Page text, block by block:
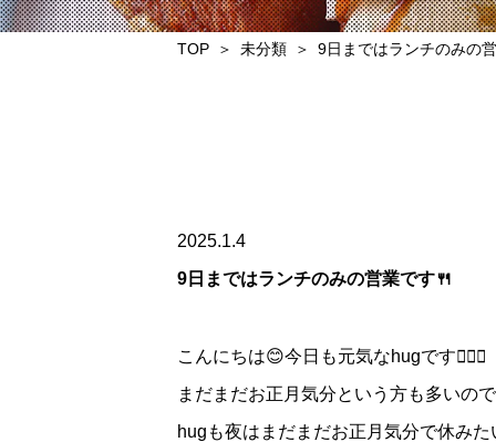
TOP 未分類 9日まではランチのみの
2025.1.4
9日まではランチのみの営業です🍴
こんにちは😊今日も元気なhugです🦸🏻‍♀️
まだまだお正月気分という方も多いの
hugも夜はまだまだお正月気分で休み